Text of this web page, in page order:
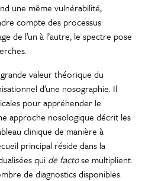
une même vulnérabilité,
compte des processus
de l’un à l’autre, le spectre pose
valeur théorique du
d’une nosographie. Il
pour appréhender le
approche nosologique décrit les
clinique de manière à
principal réside dans la
qui de factose multiplient.
de diagnostics disponibles.